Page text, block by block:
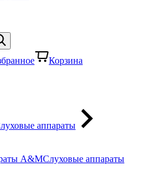
Корзина
аппараты
Слуховые аппараты